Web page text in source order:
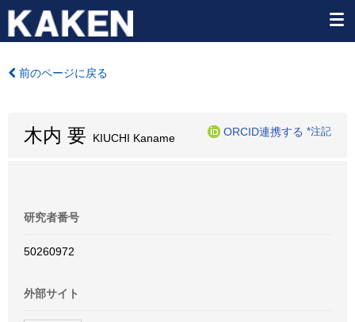
前のページに戻る
木内 要 KIUCHI Kaname
ORCID連携する *注記
研究者番号
50260972
外部サイト